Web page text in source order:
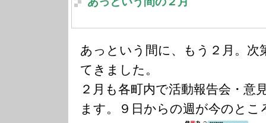
あっという間に、もう２月。次
てきました。
２月も各町内で活動報告会・意
ます。９日からの週が今のと